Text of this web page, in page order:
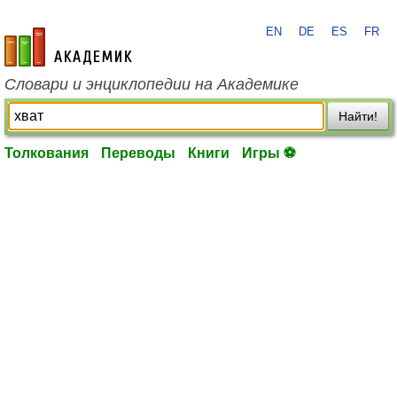
academic.ru
EN DE ES FR
Словари и энциклопедии на Академике
Найти!
Толкования Переводы Книги Игры ⚽